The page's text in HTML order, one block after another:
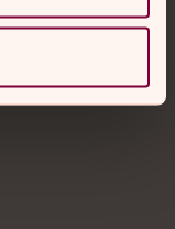
chatta anonymt